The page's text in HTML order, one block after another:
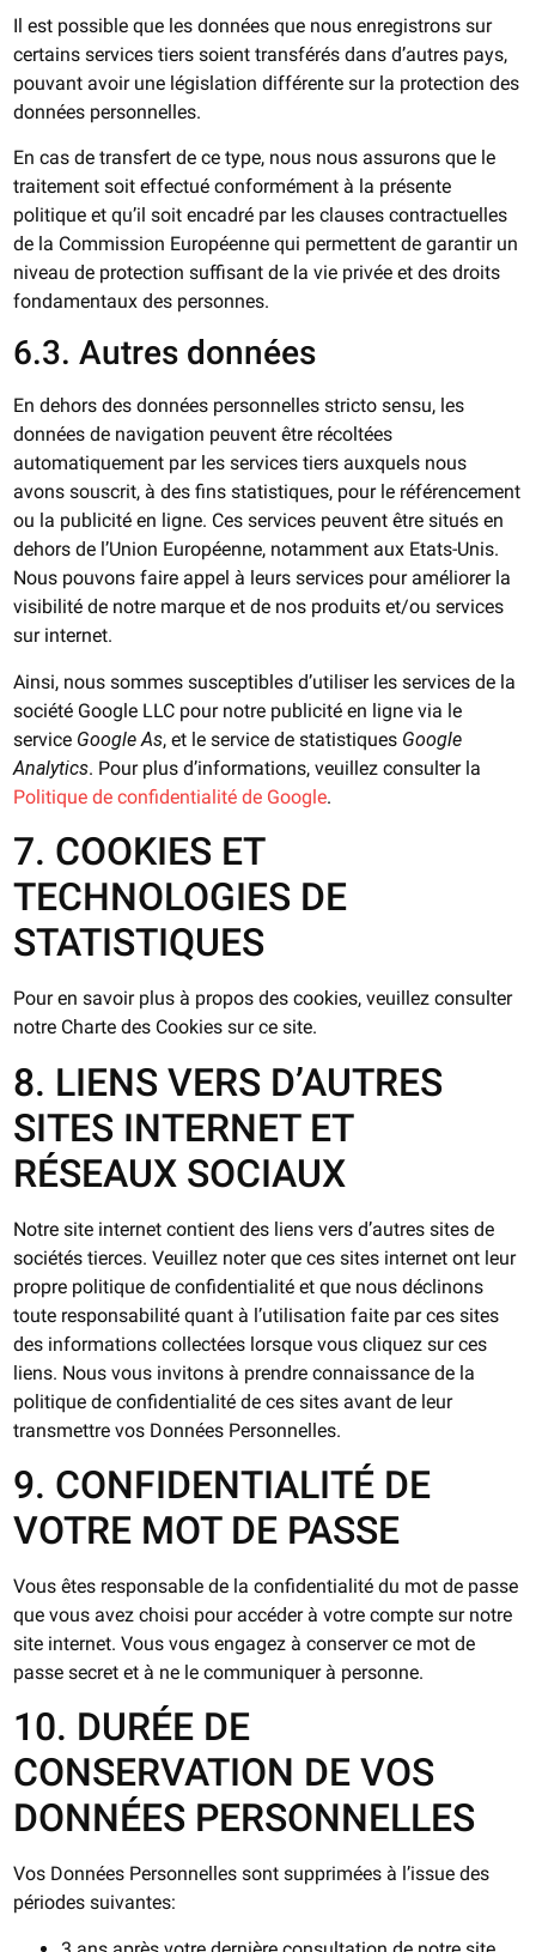
Il est possible que les données que nous enregistrons sur
certains services tiers soient transférés dans d’autres pays,
pouvant avoir une législation différente sur la protection des
données personnelles.
En cas de transfert de ce type, nous nous assurons que le
traitement soit effectué conformément à la présente
politique et qu’il soit encadré par les clauses contractuelles
de la Commission Européenne qui permettent de garantir un
niveau de protection suffisant de la vie privée et des droits
fondamentaux des personnes.
6.3. Autres données
En dehors des données personnelles stricto sensu, les
données de navigation peuvent être récoltées
automatiquement par les services tiers auxquels nous
avons souscrit, à des fins statistiques, pour le référencement
ou la publicité en ligne. Ces services peuvent être situés en
dehors de l’Union Européenne, notamment aux Etats-Unis.
Nous pouvons faire appel à leurs services pour améliorer la
visibilité de notre marque et de nos produits et/ou services
sur internet.
Ainsi, nous sommes susceptibles d’utiliser les services de la
société Google LLC pour notre publicité en ligne via le
service Google As, et le service de statistiques Google
Analytics. Pour plus d’informations, veuillez consulter la
Politique de confidentialité de Google.
7. COOKIES ET
TECHNOLOGIES DE
STATISTIQUES
Pour en savoir plus à propos des cookies, veuillez consulter
notre Charte des Cookies sur ce site.
8. LIENS VERS D’AUTRES
SITES INTERNET ET
RÉSEAUX SOCIAUX
Notre site internet contient des liens vers d’autres sites de
sociétés tierces. Veuillez noter que ces sites internet ont leur
propre politique de confidentialité et que nous déclinons
toute responsabilité quant à l’utilisation faite par ces sites
des informations collectées lorsque vous cliquez sur ces
liens. Nous vous invitons à prendre connaissance de la
politique de confidentialité de ces sites avant de leur
transmettre vos Données Personnelles.
9. CONFIDENTIALITÉ DE
VOTRE MOT DE PASSE
Vous êtes responsable de la confidentialité du mot de passe
que vous avez choisi pour accéder à votre compte sur notre
site internet. Vous vous engagez à conserver ce mot de
passe secret et à ne le communiquer à personne.
10. DURÉE DE
CONSERVATION DE VOS
DONNÉES PERSONNELLES
Vos Données Personnelles sont supprimées à l’issue des
périodes suivantes: